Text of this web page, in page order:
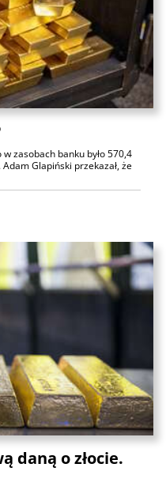
zasobach banku było 570,4
Glapiński przekazał, że
daną o złocie.